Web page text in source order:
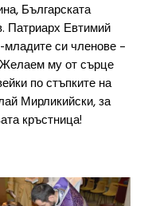
Българската
Патриарх Евтимий
младите си членове –
му от сърце
по стъпките на
Мирликийски, за
кръстница!